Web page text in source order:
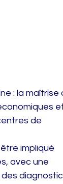
: la maîtrise
de
impliqué
avec une